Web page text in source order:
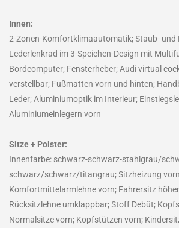
Innen:
2-Zonen-Komfortklimaautomatik; Staub- und
Lederlenkrad im 3-Speichen-Design mit
Bordcomputer; Fensterheber; Audi virtual
verstellbar; Fußmatten vorn und hinten;
Leder; Aluminiumoptik im Interieur;
Aluminiumeinlegern vorn
Sitze + Polster:
Innenfarbe: schwarz-schwarz-stahlgrau/
schwarz/schwarz/titangrau; Sitzheizung
Komfortmittelarmlehne vorn; Fahrersitz
Rücksitzlehne umklappbar; Stoff Debüt;
Normalsitze vorn; Kopfstützen vorn;